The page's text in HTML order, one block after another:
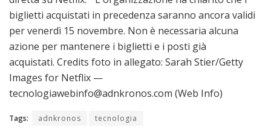
biglietti acquistati in precedenza saranno ancora validi
per venerdì 15 novembre. Non è necessaria alcuna
azione per mantenere i biglietti e i posti già
acquistati. Credits foto in allegato: Sarah Stier/Getty
Images for Netflix —
tecnologiawebinfo@adnkronos.com (Web Info)
Tags: adnkronos tecnologia